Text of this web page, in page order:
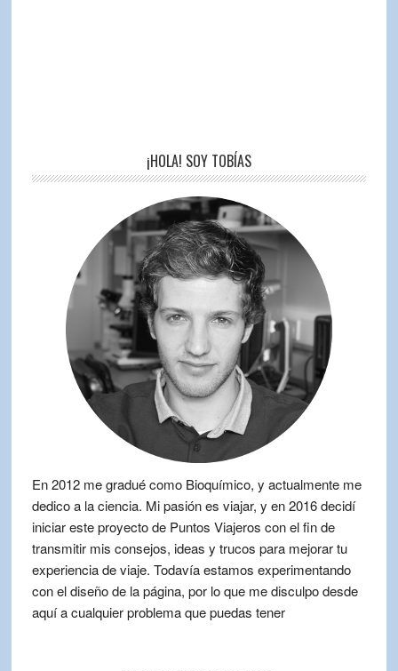
¡HOLA! SOY TOBÍAS
En 2012 me gradué como Bioquímico, y actualmente me
dedico a la ciencia. Mi pasión es viajar, y en 2016 decidí
iniciar este proyecto de Puntos Viajeros con el fin de
transmitir mis consejos, ideas y trucos para mejorar tu
experiencia de viaje. Todavía estamos experimentando
con el diseño de la página, por lo que me disculpo desde
aquí a cualquier problema que puedas tener